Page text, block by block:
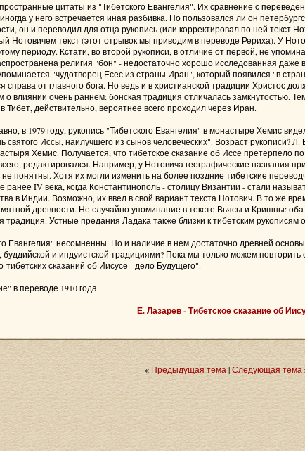
цитаты из "Тибетского Евангелия". Их сравнение с
у него встречается иная разбивка. Но пользовался ли он
он и переводил для отца рукопись (или корректировал по ней текст
текст (этот отрывок мы приводим в переводе Рериха). У
периоду. Кстати, во второй рукописи, в отличие от первой, не
религия "бон" - недостаточно хорошо исследованная даже
"чудотворец Есес из страны Иран", который появился "в
от главного бога. Но ведь и в христианской традиции Христос
влиянии очень раннем: бонская традиция отличалась замкнутостью.
действительно, вероятнее всего проходил через Иран.
в 1979 году, рукопись "Тибетского Евангелия" в монастыре Хемис
Иссы, наилучшего из сынов человеческих". Возраст рукописи?
Хемис. Получается, что тибетское сказание об Иссе претерпело
редактировался. Например, у Нотовича географические названия
понятны. Хотя их могли изменить на более поздние тибетские
ранее IV века, когда Константинополь - столицу Византии - стали
в Индии. Возможно, их ввел в свой вариант текста Нотович. В то же
древности. Не случайно упоминание в тексте Вьясы и
Устные предания Ладака также близки к тибетским рукописям
Евангелия" несомненны. Но и наличие в нем достаточно древней
и индуистской традициями? Пока мы только можем
сказаний об Иисусе - дело Будущего".
в переводе 1910 года.
Е. Лазарев - Тибетское сказание об
« Предыдущая тема|Следующая тема